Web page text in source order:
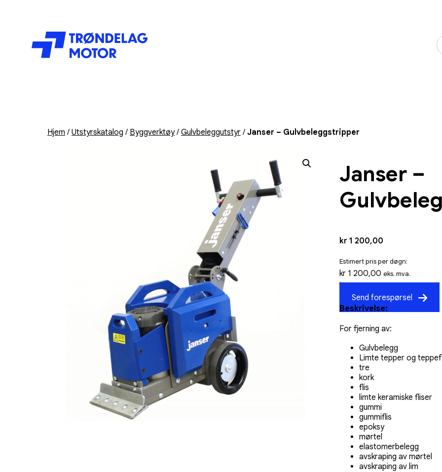
Hjem / Utstyrskatalog / Byggverktøy/ Gulvbeleggutstyr / Janser – Gulvbeleggstripper
Janser –
kr 1 200,00
Estimert pris per døgn:
kr 1 200,00 eks. mva.
Send forespørsel
Beskrivelse:
For fjerning av:
Gulvbelegg
Limte tepper og
tre
kork
flis
limte keramiske fliser
gummi
gummiflis
epoksy
mørtel
elastomerbelegg
avskraping av mørtel
avskraping av lim